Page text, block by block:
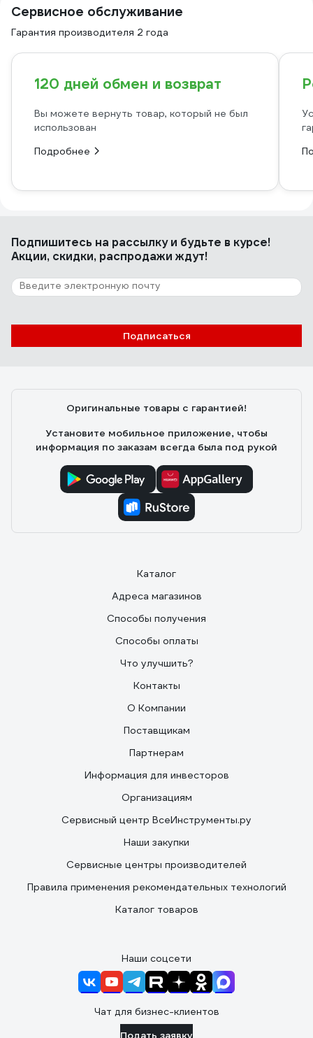
Сервисное обслуживание
Гарантия производителя 2 года
120 дней обмен и возврат
Вы можете вернуть товар, который не был
использован
Подробнее
Подпишитесь на рассылкуи будьте в курсе!
Акции, скидки, распродажи ждут!
Подписаться
Оригинальные товары с гарантией!
Установите мобильное приложение, чтобы
информация по заказам всегда была под рукой
Каталог
Адреса магазинов
Способы получения
Способы оплаты
Что улучшить?
Контакты
О Компании
Поставщикам
Партнерам
Информация для инвесторов
Организациям
Сервисный центр ВсеИнструменты.ру
Наши закупки
Сервисные центры производителей
Правила применения рекомендательных технологий
Каталог товаров
Наши соцсети
Чат для бизнес-клиентов
Подать заявку